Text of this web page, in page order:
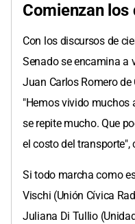
Comienzan
Con los discursos de
Senado se encamina a
Juan Carlos Romero
"Hemos vivido muchos
se repite mucho. Que
el costo del
Si todo marcha como
Vischi (Unión Cívica
Juliana Di Tullio